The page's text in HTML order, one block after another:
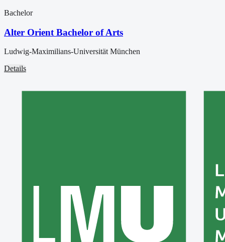
Bachelor
Alter Orient Bachelor of Arts
Ludwig-Maximilians-Universität München
Details